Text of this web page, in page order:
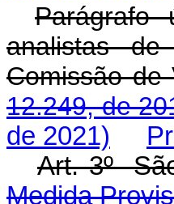
analistas
Comissão
12.249, de
de 2021)
Art. 3º
Medida